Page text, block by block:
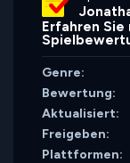
Erfahren
Genre:
Bewertung:
Aktualisiert:
Freigeben:
Plattformen: